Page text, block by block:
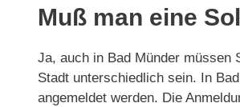
Muß man eine
Ja, auch in Bad Münder müssen
Stadt unterschiedlich sein. In
angemeldet werden. Die